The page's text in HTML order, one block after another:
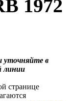
1972
уточняйте в
линии
странице